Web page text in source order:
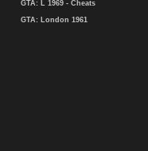
GTA: L 1969 - Cheats
GTA: London 1961